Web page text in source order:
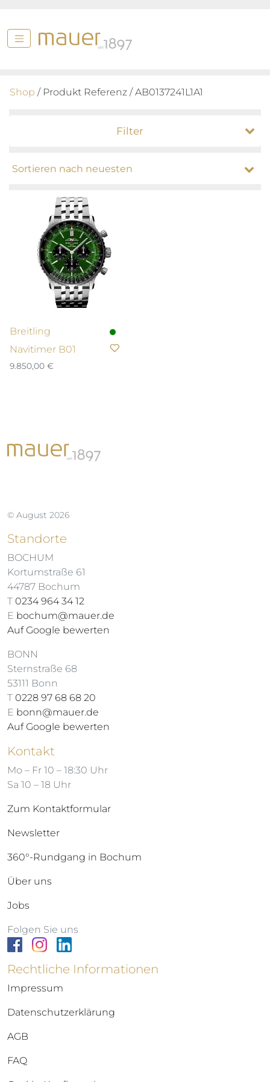
Shop / Produkt Referenz / AB0137241L1A1
Filter
Breitling
Navitimer B01
9.850,00 €
© August 2026
Standorte
BOCHUM
Kortumstraße 61
44787 Bochum
T 0234 964 34 12
E bochum@mauer.de
Auf Google bewerten
BONN
Sternstraße 68
53111 Bonn
T 0228 97 68 68 20
E bonn@mauer.de
Auf Google bewerten
Kontakt
Mo – Fr 10 – 18:30 Uhr
Sa 10 – 18 Uhr
Zum Kontaktformular
Newsletter
360°-Rundgang in Bochum
Über uns
Jobs
Folgen Sie uns
Rechtliche Informationen
Impressum
Datenschutzerklärung
AGB
FAQ